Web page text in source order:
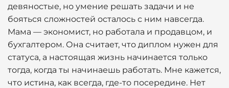
девяностые, но умение решать задачи и не
бояться сложностей осталось с ним навсегда.
Мама — экономист, но работала и продавцом, и
бухгалтером. Она считает, что диплом нужен для
статуса, а настоящая жизнь начинается только
тогда, когда ты начинаешь работать. Мне кажется,
что истина, как всегда, где-то посередине. Нет